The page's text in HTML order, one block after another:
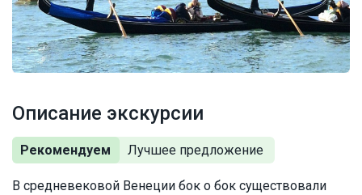
Описание экскурсии
Рекомендуем
В средневековой Венеции бок о бок существовали